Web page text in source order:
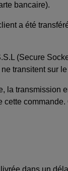
bancaire).
a été
(Secure
transitent sur
la
dans un